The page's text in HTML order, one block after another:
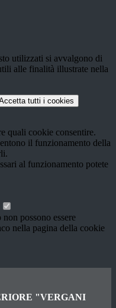
utilizzati si avvalgono di
alle finalità illustrate nella
tutti i cookies
quali cookie consentire.
il funzionamento della
al funzionamento potete
possono essere
nella pagina della cookie
"VERGANI